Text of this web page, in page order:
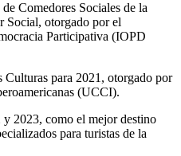
Comedores Sociales de la
Social, otorgado por el
Participativa (IOPD
para 2021, otorgado por
(UCCI).
como el mejor destino
para turistas de la